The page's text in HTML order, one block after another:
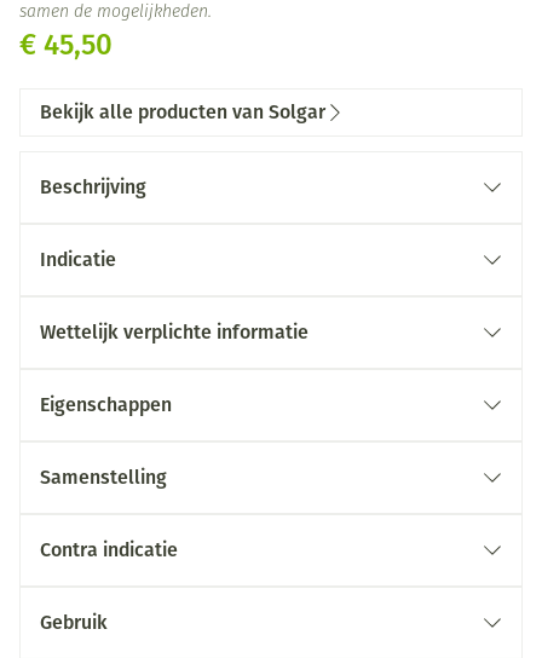
€ 45,50
samen de mogelijkheden.
Bekijk alle producten van Solgar
Beschrijving
Indicatie
Wettelijk verplichte informatie
Eigenschappen
Samenstelling
Contra indicatie
Gebruik